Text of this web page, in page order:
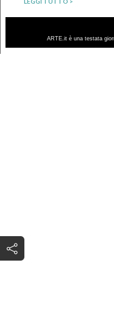
ARTE.it è una testata